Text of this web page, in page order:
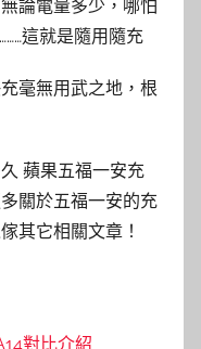
論電量多少，哪怕
這就是隨用隨充
毫無用武之地，根
蘋果五福一安充
關於五福一安的充
其它相關文章！
對比介紹